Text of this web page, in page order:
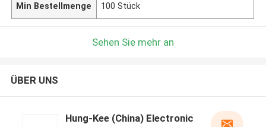
Min Bestellmenge 100 Stück
Sehen Sie mehr an
ÜBER UNS
Hung-Kee (China) Electronic